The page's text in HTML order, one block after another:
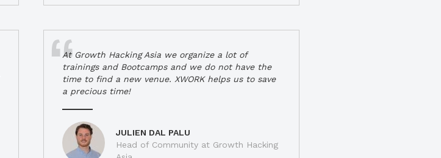
At Growth Hacking Asia we organize a lot of
trainings and Bootcamps and we do not have the
time to find a new venue. XWORK helps us to save
a precious time!
JULIEN DAL PALU
Head of Community at Growth Hacking